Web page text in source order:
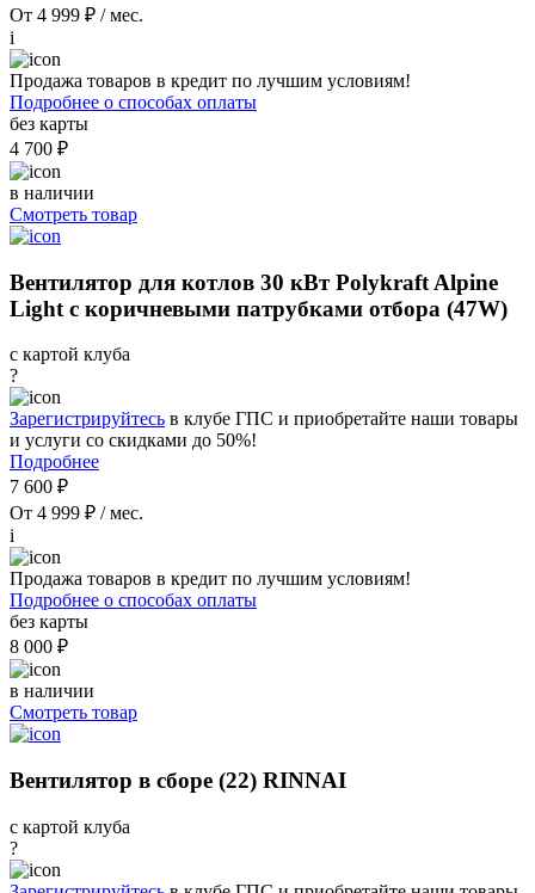
От 4 999 ₽ / мес.
i
Продажа товаров в кредит по лучшим условиям!
Подробнее о способах оплаты
без карты
4 700 ₽
в наличии
Смотреть товар
Вентилятор для котлов 30 кВт Polykraft Alpine
Light с коричневыми патрубками отбора (47W)
с картой клуба
?
Зарегистрируйтесь в клубе ГПС и приобретайте наши товары
и услуги со скидками до 50%!
Подробнее
7 600 ₽
От 4 999 ₽ / мес.
i
Продажа товаров в кредит по лучшим условиям!
Подробнее о способах оплаты
без карты
8 000 ₽
в наличии
Смотреть товар
Вентилятор в сборе (22) RINNAI
с картой клуба
?